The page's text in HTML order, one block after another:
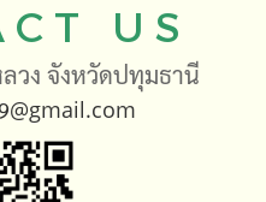
C T U S
วง จังหวัดปทุมธานี
@gmail.com